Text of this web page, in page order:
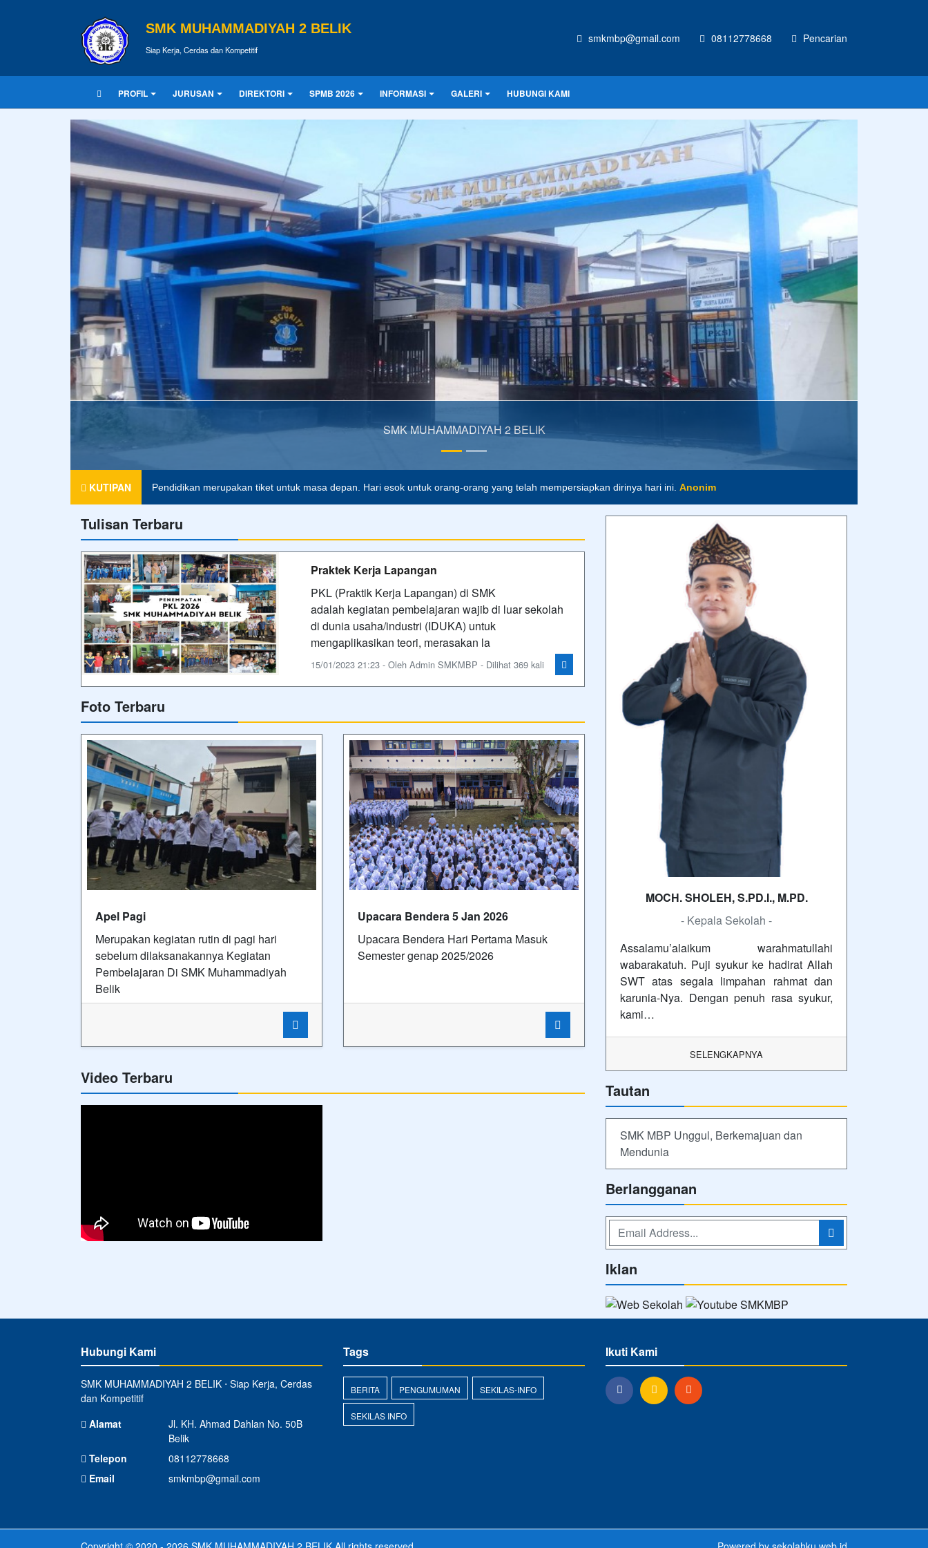
SMK MUHAMMADIYAH 2 BELIK
Siap Kerja, Cerdas dan Kompetitif
smkmbp@gmail.com 08112778668 Pencarian
PROFIL JURUSAN DIREKTORI SPMB 2026 INFORMASI GALERI HUBUNGI KAMI
SMK MUHAMMADIYAH 2 BELIK
KUTIPAN Pendidikan merupakan tiket untuk masa depan. Hari esok untuk orang-orang yang telah mempersiapkan dirinya hari ini. Anonim
Tulisan Terbaru
Praktek Kerja Lapangan
PKL (Praktik Kerja Lapangan) di SMK
adalah kegiatan pembelajaran wajib di luar sekolah
di dunia usaha/industri (IDUKA) untuk
mengaplikasikan teori, merasakan la
15/01/2023 21:23 - Oleh Admin SMKMBP - Dilihat 369 kali
Foto Terbaru
Apel Pagi
Merupakan kegiatan rutin di pagi hari
sebelum dilaksanakannya Kegiatan
Pembelajaran Di SMK Muhammadiyah
Belik
Upacara Bendera 5 Jan 2026
Upacara Bendera Hari Pertama Masuk
Semester genap 2025/2026
Video Terbaru
MOCH. SHOLEH, S.PD.I., M.PD.
- Kepala Sekolah -
Assalamu’alaikum warahmatullahi
wabarakatuh. Puji syukur ke hadirat Allah
SWT atas segala limpahan rahmat dan
karunia-Nya. Dengan penuh rasa syukur,
kami…
SELENGKAPNYA
Tautan
SMK MBP Unggul, Berkemajuan dan
Mendunia
Berlangganan
Iklan
Hubungi Kami
SMK MUHAMMADIYAH 2 BELIK ⋅ Siap Kerja, Cerdas
dan Kompetitif
Alamat
Jl. KH. Ahmad Dahlan No. 50B
Belik
Telepon
08112778668
Email
smkmbp@gmail.com
Tags
BERITA PENGUMUMAN SEKILAS-INFO
SEKILAS INFO
Ikuti Kami